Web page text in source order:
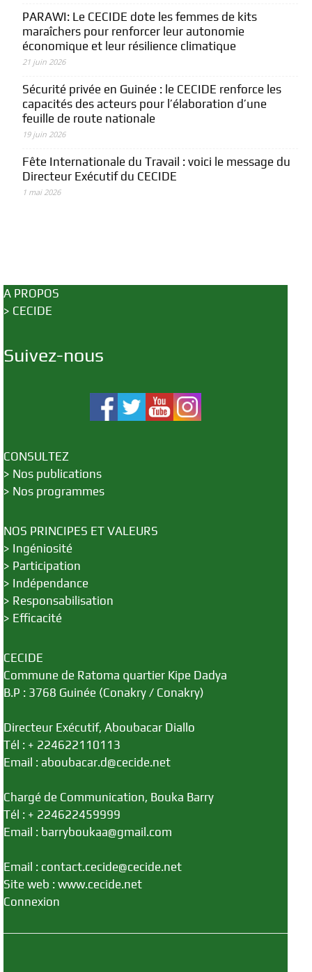
PARAWI: Le CECIDE dote les femmes de kits
maraîchers pour renforcer leur autonomie
économique et leur résilience climatique
21 juin 2026
Sécurité privée en Guinée : le CECIDE renforce les
capacités des acteurs pour l’élaboration d’une
feuille de route nationale
19 juin 2026
Fête Internationale du Travail : voici le message du
Directeur Exécutif du CECIDE
1 mai 2026
A PROPOS
> CECIDE
Suivez-nous
CONSULTEZ
> Nos publications
> Nos programmes
NOS PRINCIPES ET VALEURS
> Ingéniosité
> Participation
> Indépendance
> Responsabilisation
> Efficacité
CECIDE
Commune de Ratoma quartier Kipe Dadya
B.P : 3768 Guinée (Conakry / Conakry)
Directeur Exécutif, Aboubacar Diallo
Tél : + 224622110113
Email : aboubacar.d@cecide.net
Chargé de Communication, Bouka Barry
Tél : + 224622459999
Email : barryboukaa@gmail.com
Email : contact.cecide@cecide.net
Site web : www.cecide.net
Connexion